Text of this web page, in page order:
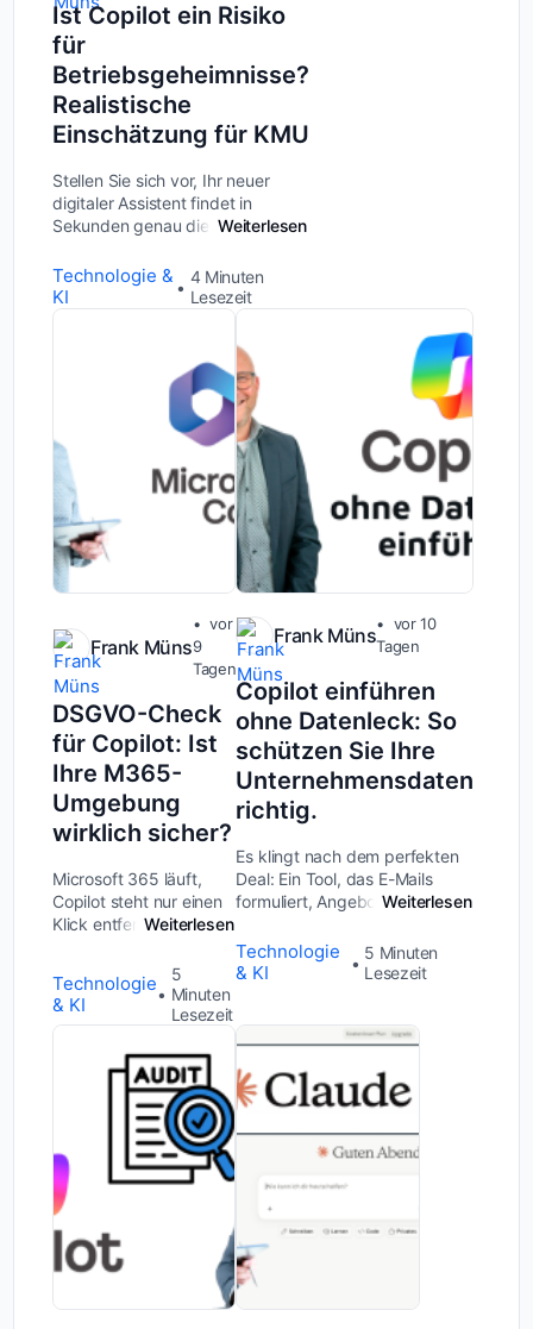
Ist Copilot ein Risiko
für
Betriebsgeheimnisse?
Realistische
Einschätzung für KMU
Stellen Sie sich vor, Ihr neuer
digitaler Assistent findet in
Sekunden genau die Datei, nach
zwanzig Minuten suchen. Klingt
nach dem perfekten
Produktivitäts-Update, oder...
Weiterlesen
Technologie &
KI
4 Minuten
Lesezeit
Frank Müns
vor
9
Tagen
DSGVO-Check
für Copilot: Ist
Ihre M365-
Umgebung
wirklich sicher?
Microsoft 365 läuft,
Copilot steht nur einen
Klick entfernt und die
„dazuzuschalten“.
Genau in diesem
Moment verschlechtern
viele mittelständische
Unternehmen unbem...
Weiterlesen
Technologie
& KI
5
Minuten
Lesezeit
Frank Müns
vor 10
Tagen
Copilot einführen
ohne Datenleck: So
schützen Sie Ihre
Unternehmensdaten
richtig.
Es klingt nach dem perfekten
Deal: Ein Tool, das E-Mails
formuliert, Angebote
Bewerbungsunterlagen sichtet,
ganz ohne Mehraufwand. Kein
Weiterlesen
Technologie
& KI
5 Minuten
Lesezeit